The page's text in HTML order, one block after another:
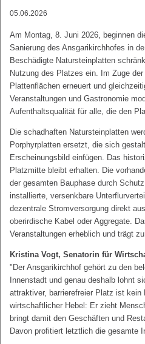
05.06.2026
Am Montag, 8. Juni 2026, beginnen
Sanierung des Ansgarikirchhofes in
Beschädigte Natursteinplatten
Nutzung des Platzes ein. Im Zuge
Plattenflächen erneuert und
Veranstaltungen und Gastronomie
Aufenthaltsqualität für alle, die den
Die schadhaften Natursteinplatten
Porphyrplatten ersetzt, die sich
Erscheinungsbild einfügen. Das
Platzmitte bleibt erhalten. Die
der gesamten Bauphase durch
installierte, versenkbare
dezentrale Stromversorgung direkt
oberirdische Kabel oder Aggregate.
Veranstaltungen erheblich und trägt
Kristina Vogt, Senatorin für
"Der Ansgarikirchhof gehört zu den
Innenstadt und genau deshalb lohnt
attraktiver, barrierefreier Platz ist kein
wirtschaftlicher Hebel: Er zieht
bringt damit den Geschäften und
Davon profitiert letztlich die gesamte